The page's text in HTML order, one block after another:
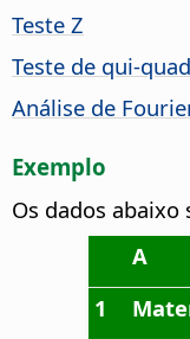
Teste Z
Teste de qui-
Análise de
Exemplo
Os dados
A
1